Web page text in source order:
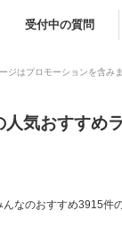
受付中の質問
ジはプロモーションを含み
気おすすめ
なのおすすめ3915件